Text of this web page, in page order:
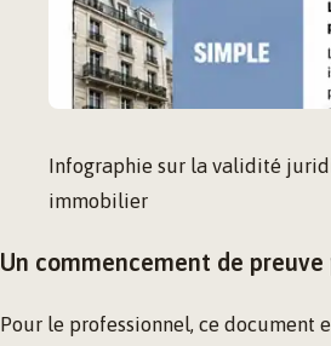
Infographie sur la validité
immobilier
Un commencement de
Pour le professionnel, ce document